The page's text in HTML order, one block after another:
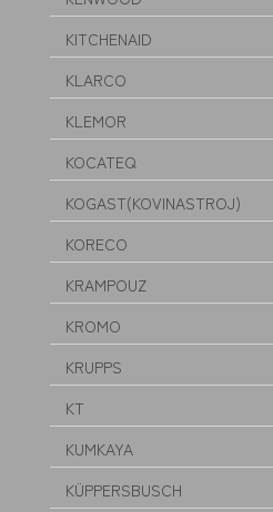
KITCHENAID
KLARCO
KLEMOR
KOCATEQ
KOGAST(KOVINASTROJ)
KORECO
KRAMPOUZ
KROMO
KRUPPS
KT
KUMKAYA
KÜPPERSBUSCH